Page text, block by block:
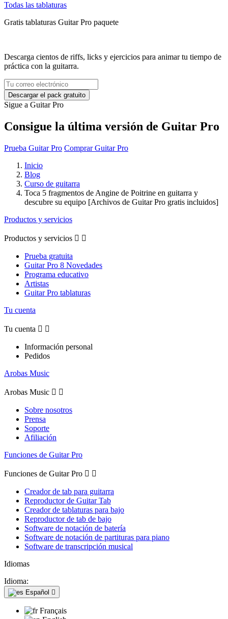
Todas las tablaturas
Gratis tablaturas Guitar Pro paquete
Descarga cientos de riffs, licks y ejercicios para animar tu tiempo de
práctica con la guitarra.
Sigue a Guitar Pro
Consigue la última versión de Guitar Pro
Prueba Guitar Pro Comprar Guitar Pro
Inicio
Blog
Curso de guitarra
Toca 5 fragmentos de Angine de Poitrine en guitarra y
descubre su equipo [Archivos de Guitar Pro gratis incluidos]
Productos y servicios
Productos y servicios  
Prueba gratuita
Guitar Pro 8 Novedades
Programa educativo
Artistas
Guitar Pro tablaturas
Tu cuenta
Tu cuenta  
Información personal
Pedidos
Arobas Music
Arobas Music  
Sobre nosotros
Prensa
Soporte
Afiliación
Funciones de Guitar Pro
Funciones de Guitar Pro  
Creador de tab para guitarra
Reproductor de Guitar Tab
Creador de tablaturas para bajo
Reproductor de tab de bajo
Software de notación de batería
Software de notación de partituras para piano
Software de transcripción musical
Idiomas
Idioma:
Español 
Français